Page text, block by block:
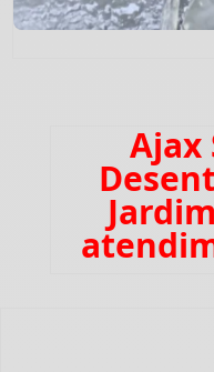
Ajax